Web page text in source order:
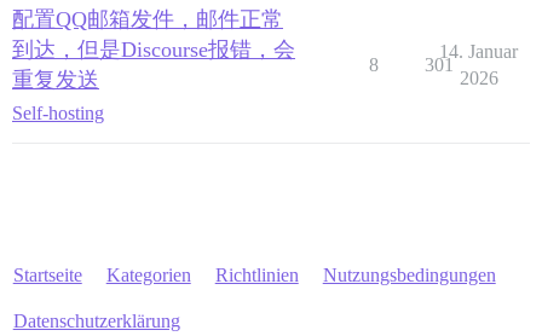
配置QQ邮箱发件，邮件正常
到达，但是Discourse报错，会
重复发送
Self-hosting
8 301
14. Januar
2026
Startseite Kategorien Richtlinien Nutzungsbedingungen
Datenschutzerklärung